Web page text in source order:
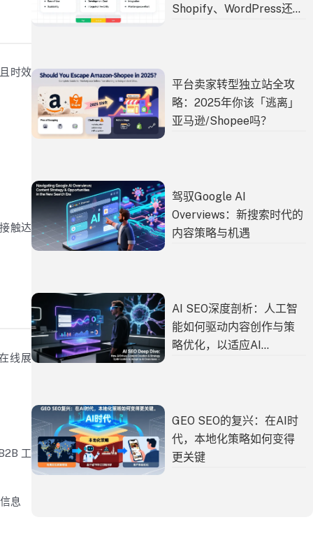
时效
触达
线展
工
息
Shopify、WordPress还是
平台卖家转型独立站全攻
略：2025年你该「逃离」
亚马逊/Shopee吗？
驾驭Google AI
Overviews：新搜索时代的
内容策略与机遇
AI SEO深度剖析：人工智
能如何驱动内容创作与策
略优化，以适应AI
GEO SEO的复兴：在AI时
代，本地化策略如何变得
更关键